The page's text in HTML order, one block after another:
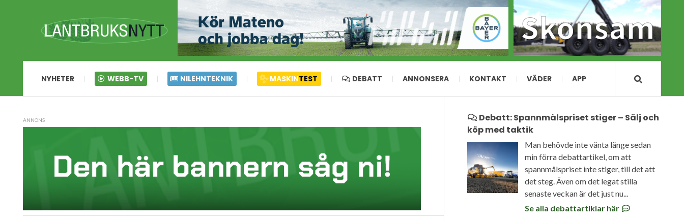
NYHETER WEBB-TV NILEHNTEKNIK MASKINTEST DEBATT ANNONSERA KONTAKT VÄDER APP
ANNONS
Debatt: Spannmålspriset stiger – Sälj och
köp med taktik
Man behövde inte vänta länge sedan
min förra debattartikel, om att
spannmålspriset inte stiger, till det att
det steg. Även om det legat stilla
senaste veckan är det just nu...
Se alla debattartiklar här